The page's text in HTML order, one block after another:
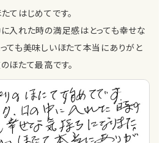
てはじめてです。
入れた時の満足感はとっても幸せな
ても美味しいほたて本当にありがと
ほたて最高です。